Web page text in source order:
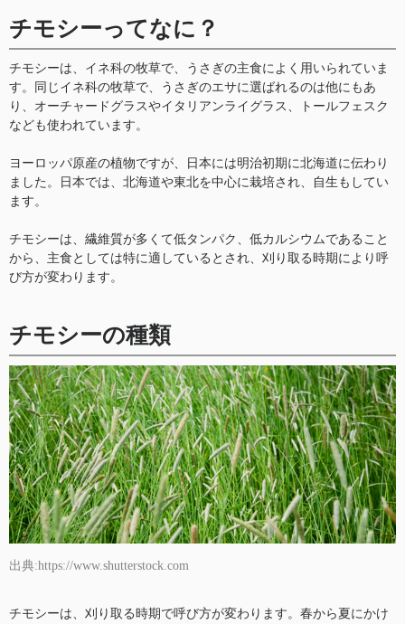
チモシーってなに？
チモシーは、イネ科の牧草で、うさぎの主食によく用いられていま
す。同じイネ科の牧草で、うさぎのエサに選ばれるのは他にもあ
り、オーチャードグラスやイタリアンライグラス、トールフェスク
なども使われています。
ヨーロッパ原産の植物ですが、日本には明治初期に北海道に伝わり
ました。日本では、北海道や東北を中心に栽培され、自生もしてい
ます。
チモシーは、繊維質が多くて低タンパク、低カルシウムであること
から、主食としては特に適しているとされ、刈り取る時期により呼
び方が変わります。
チモシーの種類
出典:https://www.shutterstock.com
チモシーは、刈り取る時期で呼び方が変わります。春から夏にかけ